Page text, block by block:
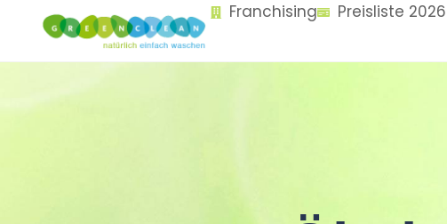
content Franchising Preisliste 2026